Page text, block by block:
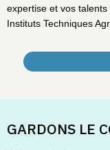
expertise et vos talents
Instituts Techniques
GARDONS LE